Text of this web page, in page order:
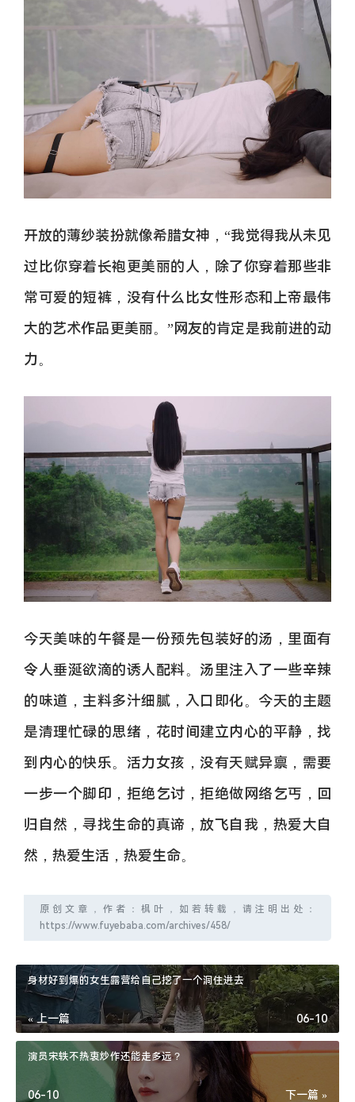
开放的薄纱装扮就像希腊女神，“我觉得我从未见
过比你穿着长袍更美丽的人，除了你穿着那些非
常可爱的短裤，没有什么比女性形态和上帝最伟
大的艺术作品更美丽。”网友的肯定是我前进的动
力。
今天美味的午餐是一份预先包装好的汤，里面有
令人垂涎欲滴的诱人配料。汤里注入了一些辛辣
的味道，主料多汁细腻，入口即化。今天的主题
是清理忙碌的思绪，花时间建立内心的平静，找
到内心的快乐。活力女孩，没有天赋异禀，需要
一步一个脚印，拒绝乞讨，拒绝做网络乞丐，回
归自然，寻找生命的真谛，放飞自我，热爱大自
然，热爱生活，热爱生命。
原创文章，作者：枫叶，如若转载，请注明出处：
https://www.fuyebaba.com/archives/458/
身材好到爆的女生露营给自己挖了一个洞住进去
« 上一篇 06-10
演员宋轶不热衷炒作还能走多远？
下一篇 »
06-10